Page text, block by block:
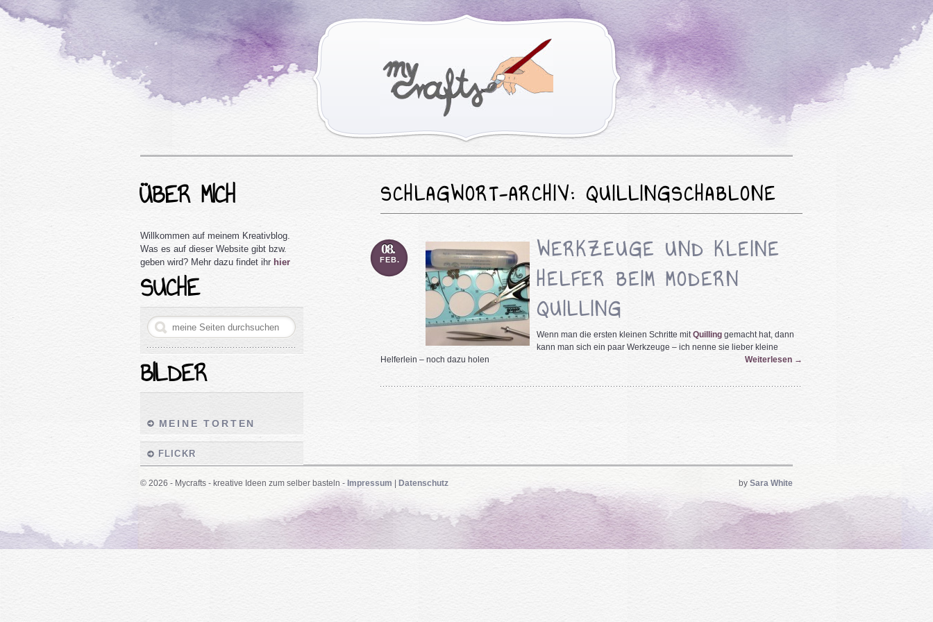
SCHLAGWORT-ARCHIV: QUILLINGSCHABLONE
08.
FEB.
WERKZEUGE UND KLEINE
HELFER BEIM MODERN
QUILLING
Wenn man die ersten kleinen Schritte mitQuillinggemacht hat, dann
kann man sich ein paar Werkzeuge – ich nenne sie lieber kleine
Helferlein – noch dazu holen
Weiterlesen →
ÜBER MICH
Willkommen auf meinem Kreativblog.
Was es auf dieser Website gibt bzw.
geben wird? Mehr dazu findet ihr hier
SUCHE
BILDER
MEINE TORTEN
FLICKR
© 2026 - Mycrafts - kreative Ideen zum selber basteln - Impressum Datenschutz bySara White